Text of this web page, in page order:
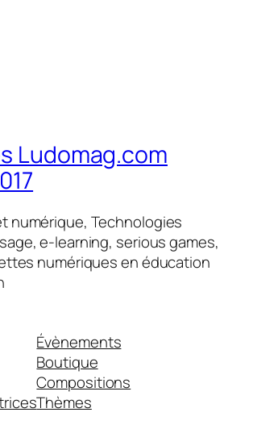
Ludomag.com
numérique, Technologies
e-learning, serious games,
numériques en éducation
Évènements
Boutique
Compositions
Thèmes